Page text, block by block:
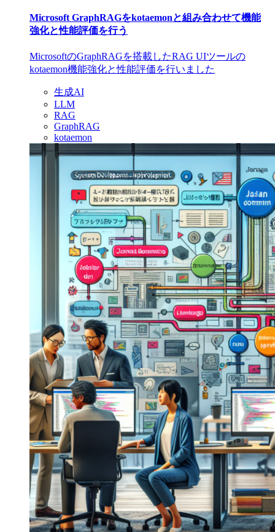
Microsoft GraphRAGをkotaemonと組み合わせて機能
強化と性能評価を行う
MicrosoftのGraphRAGを搭載したRAG UIツールの
kotaemon機能強化と性能評価を行いました
生成AI
LLM
RAG
GraphRAG
kotaemon